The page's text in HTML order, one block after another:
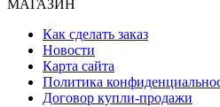
МАГАЗИН
Как сделать заказ
Новости
Карта сайта
Политика
Договор купли-продажи